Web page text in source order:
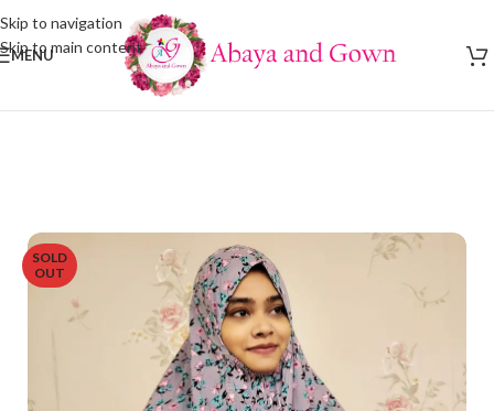
Skip to navigation
Skip to main content
MENU
SOLD
OUT